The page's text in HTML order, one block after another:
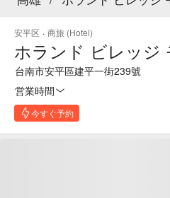
安平区 · 商旅 (Hotel)
ホランド ビレッジ
台南市安平區建平一街239號
営業時間
今すぐ予約